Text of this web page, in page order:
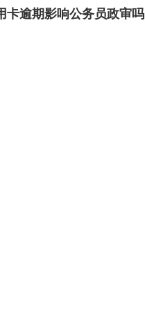
卡逾期影响公务员政审吗